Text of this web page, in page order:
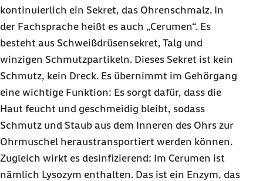
kontinuierlich ein Sekret, das Ohrenschmalz. In
der Fachsprache heißt es auch „Cerumen“. Es
besteht aus Schweißdrüsensekret, Talg und
winzigen Schmutzpartikeln. Dieses Sekret ist kein
Schmutz, kein Dreck. Es übernimmt im Gehörgang
eine wichtige Funktion: Es sorgt dafür, dass die
Haut feucht und geschmeidig bleibt, sodass
Schmutz und Staub aus dem Inneren des Ohrs zur
Ohrmuschel heraustransportiert werden können.
Zugleich wirkt es desinfizierend: Im Cerumen ist
nämlich Lysozym enthalten. Das ist ein Enzym, das